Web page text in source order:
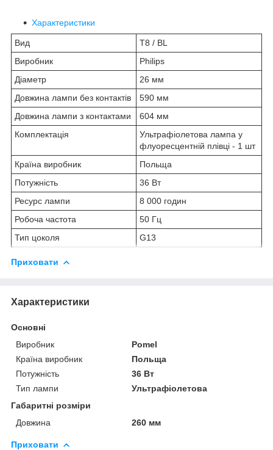
Характеристики
Вид
Т8 / BL
Виробник
Philips
Діаметр
26 мм
Довжина лампи без контактів
590 мм
Довжина лампи з контактами
604 мм
Комплектація
Ультрафіолетова лампа у
флуоресцентній плівці - 1 шт
Країна виробник
Польща
Потужність
36 Вт
Ресурс лампи
8 000 годин
Робоча частота
50 Гц
Тип цоколя
G13
Приховати
Характеристики
Основні
Виробник
Pomel
Країна виробник
Польща
Потужність
36 Вт
Тип лампи
Ультрафіолетова
Габаритні розміри
Довжина
260 мм
Приховати